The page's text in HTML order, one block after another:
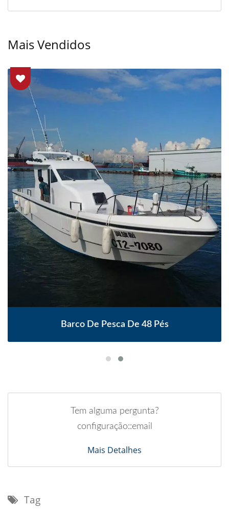
Mais Vendidos
Barco De Pesca De 48 Pés
Tem alguma pergunta?
configuração::email
Mais Detalhes
Tag